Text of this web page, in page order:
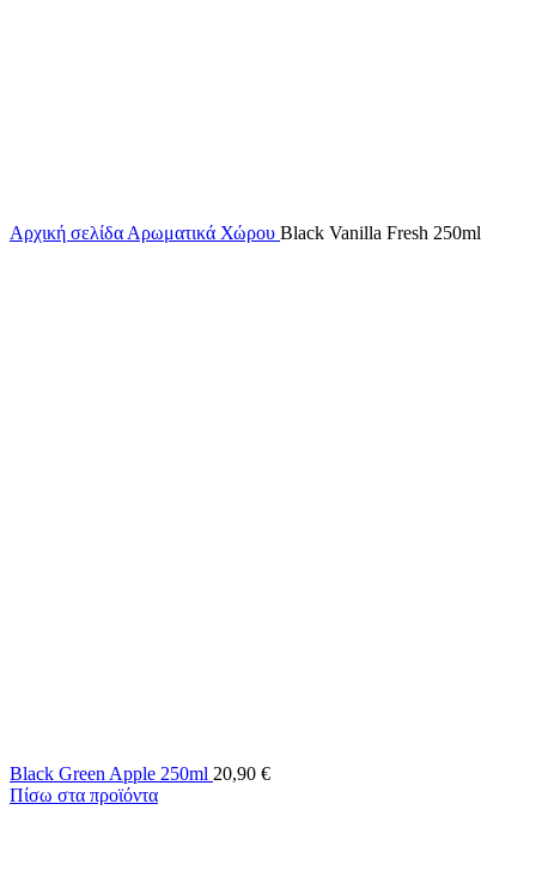
Αρχική σελίδα Αρωματικά Χώρου Black Vanilla Fresh 250ml
Black Green Apple 250ml 20,90 €
Πίσω στα προϊόντα